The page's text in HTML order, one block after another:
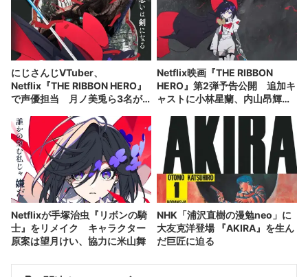
にじさんじVTuber、
Netflix『THE RIBBON HERO』
で声優担当 月ノ美兎ら3名が
Netflix映画『THE RIBBON
HERO』第2弾予告公開 追加キ
ャストに小林星蘭、内山昂輝、
Netflixが手塚治虫『リボンの騎
士』をリメイク キャラクター
原案は望月けい、協力に米山舞
NHK「浦沢直樹の漫勉neo」に
大友克洋登場 『AKIRA』を生ん
だ巨匠に迫る